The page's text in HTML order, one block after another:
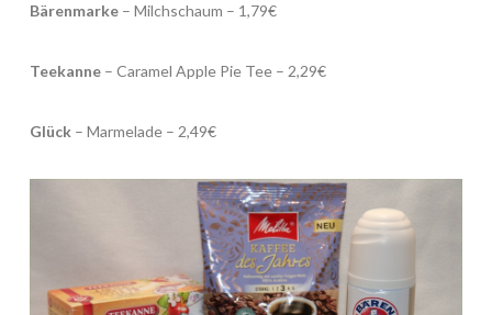
Bärenmarke– Milchschaum – 1,79€
Teekanne– Caramel Apple Pie Tee – 2,29€
Glück– Marmelade – 2,49€